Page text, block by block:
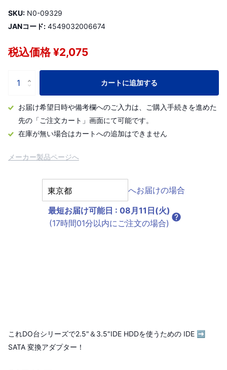
SKU: N0-09329
JANコード: 4549032006674
税込価格 ¥2,075
カートに追加する
お届け希望日時や備考欄へのご入力は、ご購入手続きを進めた
先の「ご注文カート」画面にて可能です。
在庫が無い場合はカートへの追加はできません
メーカー製品ページへ
へお届けの場合
最短お届け可能日 : 08月11日(火)
(17時間01分以内にご注文の場合)
これDO台シリーズで2.5"＆3.5"IDE HDDを使うための IDE ➡
SATA 変換アダプター！